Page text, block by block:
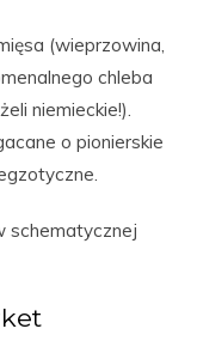
(wieprzowina,
chleba
niemieckie!).
o pionierskie
schematycznej